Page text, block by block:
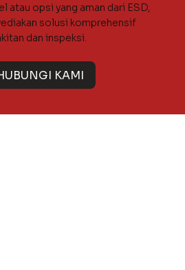
atau opsi yang aman dari ESD,
solusi komprehensif
dan inspeksi.
KAMI